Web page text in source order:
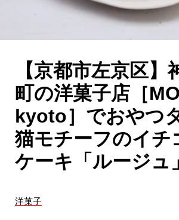
SERIES
CULTURE
ABOUT US
Instagram
チケットプレゼント応募
【京都市左京区】
町の洋菓子店［
kyoto］でおやつ
猫モチーフのイチ
ケーキ「ルージュ」
洋菓子